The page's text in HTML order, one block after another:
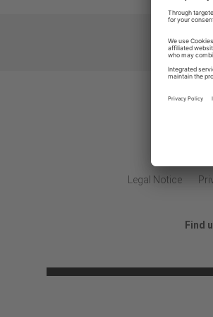
Legal Notice
Find